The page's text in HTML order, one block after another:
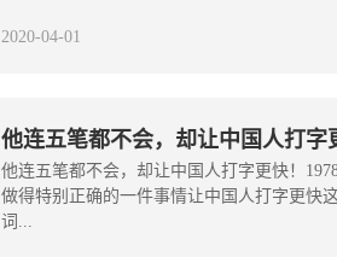
2020-04-01
他连五笔都不会，却让中国人打字
他连五笔都不会，却让中国人打字更快！
做得特别正确的一件事情让中国人打字更快
词...